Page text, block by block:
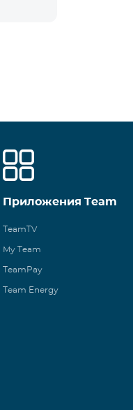
Приложения Team
TeamTV
My Team
TeamPay
Team Energy